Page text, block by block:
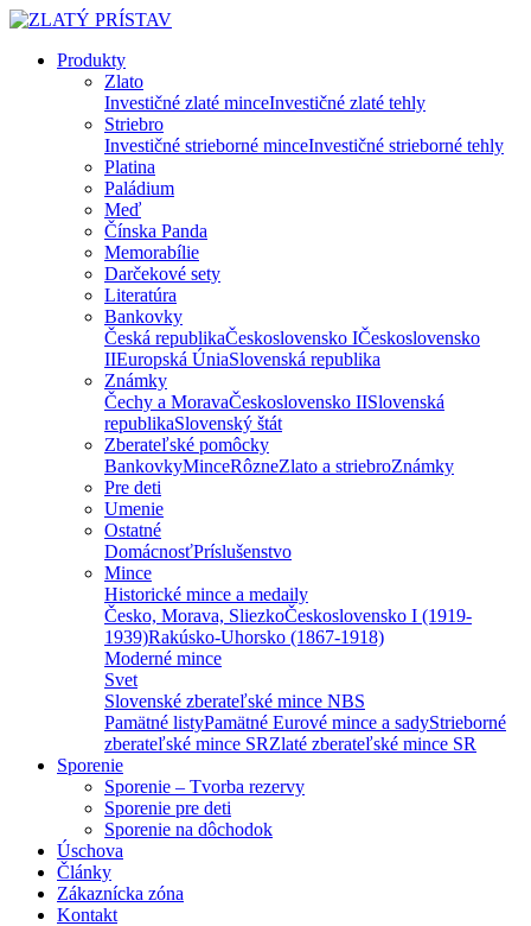
Produkty
Zlato
Investičné zlaté minceInvestičné zlaté tehly
Striebro
Investičné strieborné minceInvestičné strieborné tehly
Platina
Paládium
Meď
Čínska Panda
Memorabílie
Darčekové sety
Literatúra
Bankovky
Česká republikaČeskoslovensko IČeskoslovensko
IIEuropská ÚniaSlovenská republika
Známky
Čechy a MoravaČeskoslovensko IISlovenská
republikaSlovenský štát
Zberateľské pomôcky
BankovkyMinceRôzneZlato a striebroZnámky
Pre deti
Umenie
Ostatné
DomácnosťPríslušenstvo
Mince
Historické mince a medaily
Česko, Morava, SliezkoČeskoslovensko I (1919-
1939)Rakúsko-Uhorsko (1867-1918)
Moderné mince
Svet
Slovenské zberateľské mince NBS
Pamätné listyPamätné Eurové mince a sadyStrieborné
zberateľské mince SRZlaté zberateľské mince SR
Sporenie
Sporenie – Tvorba rezervy
Sporenie pre deti
Sporenie na dôchodok
Úschova
Články
Zákaznícka zóna
Kontakt